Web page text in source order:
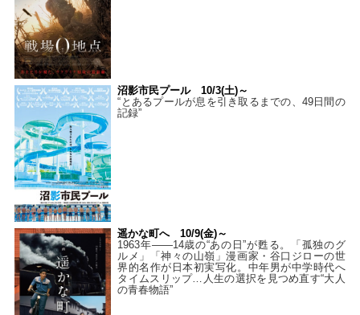
沼影市民プール 10/3(土)～
“とあるプールが息を引き取るまでの、49日間の
記録”
遥かな町へ 10/9(金)～
1963年――14歳の“あの日”が甦る。「孤独のグ
ルメ」「神々の山嶺」漫画家・谷口ジローの世
界的名作が日本初実写化。中年男が中学時代へ
タイムスリップ…人生の選択を見つめ直す“大人
の青春物語”